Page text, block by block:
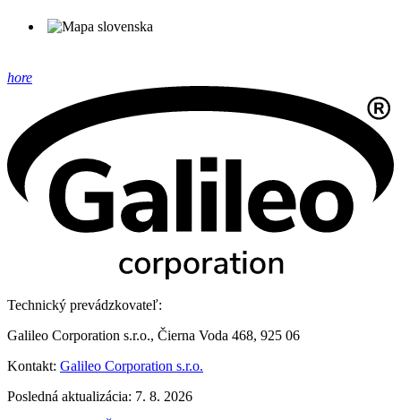
hore
Technický prevádzkovateľ:
Galileo Corporation s.r.o., Čierna Voda 468, 925 06
Kontakt: Galileo Corporation s.r.o.
Posledná aktualizácia: 7. 8. 2026